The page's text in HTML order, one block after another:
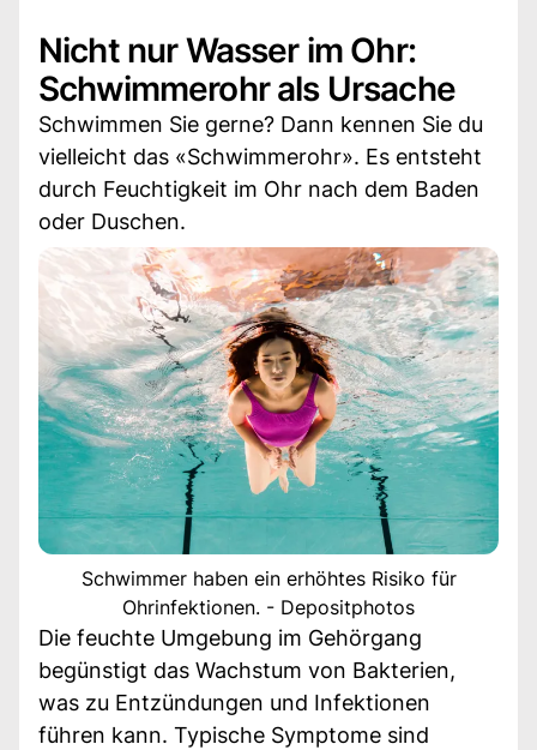
Nicht nur Wasser im Ohr:
Schwimmerohr als Ursache
Schwimmen Sie gerne? Dann kennen Sie du
vielleicht das «Schwimmerohr». Es entsteht
durch Feuchtigkeit im Ohr nach dem Baden
oder Duschen.
Schwimmer haben ein erhöhtes Risiko für
Ohrinfektionen. - Depositphotos
Die feuchte Umgebung im Gehörgang
begünstigt das Wachstum von Bakterien,
was zu Entzündungen und Infektionen
führen kann. Typische Symptome sind